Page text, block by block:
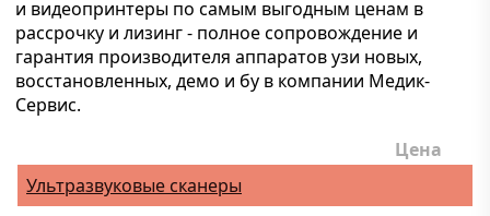
и видеопринтеры по самым выгодным ценам в
рассрочку и лизинг - полное сопровождение и
гарантия производителя аппаратов узи новых,
восстановленных, демо и бу в компании Медик-
Сервис.
Цена
Ультразвуковые сканеры